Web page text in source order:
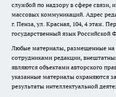
службой по надзору в сфере
массовых коммуникаций. Адрес
г. Пенза, ул. Красная, 104, 4 этаж.
государственный язык Российской
Любые материалы, размещенные на
сотрудниками редакции,
являются объектами авторского
указанные материалы охраняются
результаты интеллектуальной